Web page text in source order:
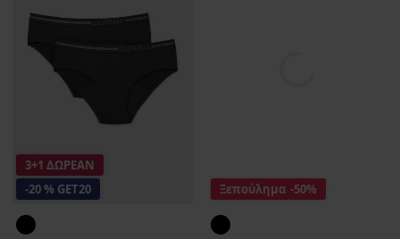
3+1 ΔΩΡΕΑΝ
-20 % GET20
Ξεπούλημα -50%